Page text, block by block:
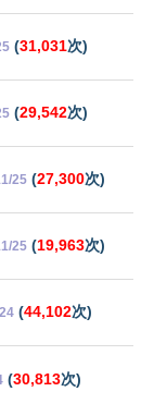
(31,031次)
(29,542次)
25 (27,300次)
25 (19,963次)
(44,102次)
(30,813次)